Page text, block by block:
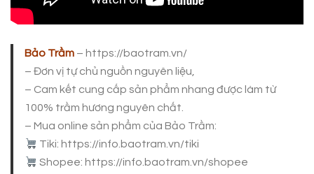
Bảo Trầm – https://baotram.vn/
– Đơn vị tự chủ nguồn nguyên liệu,
– Cam kết cung cấp sản phẩm nhang được làm từ
100% trầm hương nguyên chất.
– Mua online sản phẩm của Bảo Trầm:
Tiki: https://info.baotram.vn/tiki
Shopee: https://info.baotram.vn/shopee